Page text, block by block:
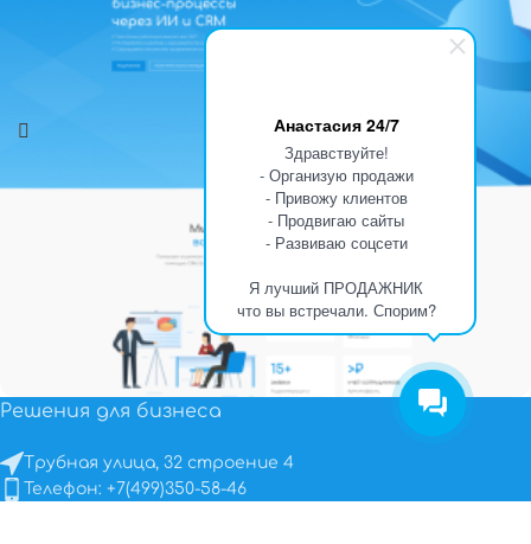
Анастасия 24/7
Здравствуйте!
- Организую продажи
- Привожу клиентов
- Продвигаю сайты
- Развиваю соцсети
Я лучший ПРОДАЖНИК
что вы встречали. Спорим?
rustar.ru — создание сайта
Решения для бизнеса
Трубная улица, 32 строение 4
Телефон: +7(499)350-58-46